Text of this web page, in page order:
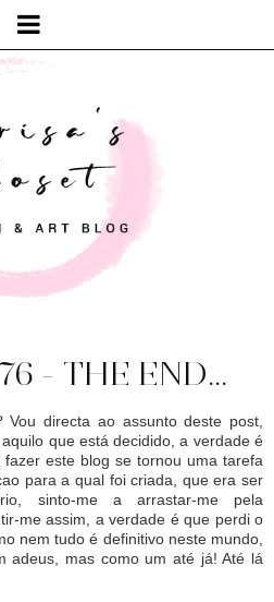
- THE END...
Vou directa ao assunto deste post,
que está decidido, a verdade é
este blog se tornou uma tarefa
para a qual foi criada, que era ser
sinto-me a arrastar-me pela
me assim, a verdade é que perdi o
nem tudo é definitivo neste mundo,
adeus, mas como um até já! Até lá